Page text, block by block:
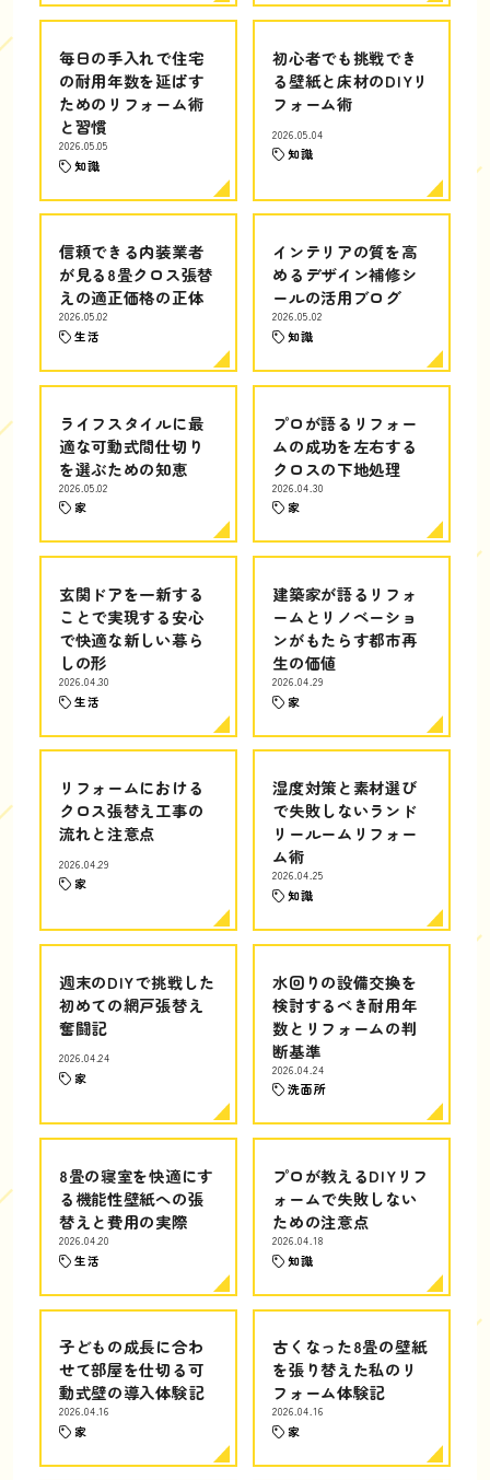
毎日の手入れで住宅
の耐用年数を延ばす
ためのリフォーム術
と習慣
2026.05.05
知識
初心者でも挑戦でき
る壁紙と床材のDIYリ
フォーム術
2026.05.04
知識
信頼できる内装業者
が見る8畳クロス張替
えの適正価格の正体
2026.05.02
生活
インテリアの質を高
めるデザイン補修シ
ールの活用ブログ
2026.05.02
知識
ライフスタイルに最
適な可動式間仕切り
を選ぶための知恵
2026.05.02
家
プロが語るリフォー
ムの成功を左右する
クロスの下地処理
2026.04.30
家
玄関ドアを一新する
ことで実現する安心
で快適な新しい暮ら
しの形
2026.04.30
生活
建築家が語るリフォ
ームとリノベーショ
ンがもたらす都市再
生の価値
2026.04.29
家
リフォームにおける
クロス張替え工事の
流れと注意点
2026.04.29
家
湿度対策と素材選び
で失敗しないランド
リールームリフォー
ム術
2026.04.25
知識
週末のDIYで挑戦した
初めての網戸張替え
奮闘記
2026.04.24
家
水回りの設備交換を
検討するべき耐用年
数とリフォームの判
断基準
2026.04.24
洗面所
8畳の寝室を快適にす
る機能性壁紙への張
替えと費用の実際
2026.04.20
生活
プロが教えるDIYリフ
ォームで失敗しない
ための注意点
2026.04.18
知識
子どもの成長に合わ
せて部屋を仕切る可
動式壁の導入体験記
2026.04.16
家
古くなった8畳の壁紙
を張り替えた私のリ
フォーム体験記
2026.04.16
家